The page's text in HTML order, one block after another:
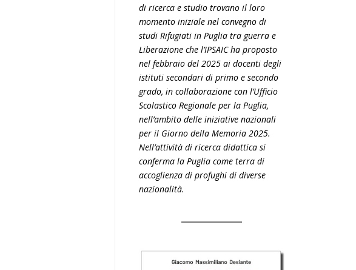
di ricerca e studio trovano il loro
momento iniziale nel convegno di
studi Rifugiati in Puglia tra guerra e
Liberazione che l’IPSAIC ha proposto
nel febbraio del 2025 ai docenti degli
istituti secondari di primo e secondo
grado, in collaborazione con l’Ufficio
Scolastico Regionale per la Puglia,
nell’ambito delle iniziative nazionali
per il Giorno della Memoria 2025.
Nell’attività di ricerca didattica si
conferma la Puglia come terra di
accoglienza di profughi di diverse
nazionalità.